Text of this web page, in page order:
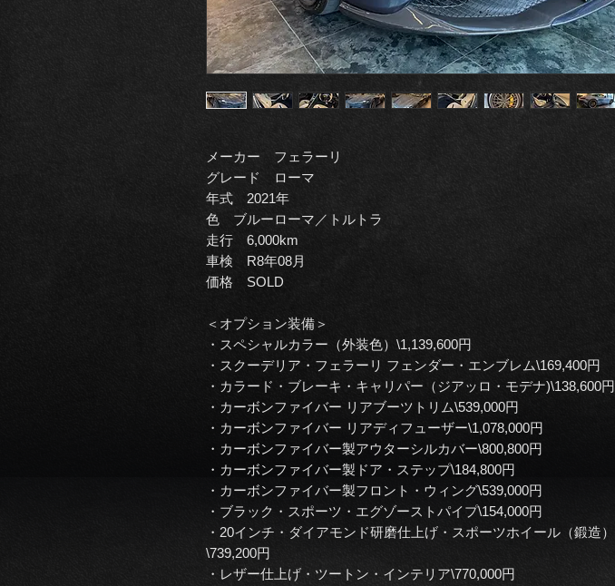
メーカー フェラーリ
グレード ローマ
年式 2021年
色 ブルーローマ／トルトラ
走行 6,000km
車検 R8年08月
価格 SOLD
＜オプション装備＞
・スペシャルカラー（外装色）\1,139,600円
・スクーデリア・フェラーリ フェンダー・エンブレム\169,400円
・カラード・ブレーキ・キャリパー（ジアッロ・モデナ)\138,600円
・カーボンファイバー リアブーツトリム\539,000円
・カーボンファイバー リアディフューザー\1,078,000円
・カーボンファイバー製アウターシルカバー\800,800円
・カーボンファイバー製ドア・ステップ\184,800円
・カーボンファイバー製フロント・ウィング\539,000円
・ブラック・スポーツ・エグゾーストパイプ\154,000円
・20インチ・ダイアモンド研磨仕上げ・スポーツホイール（鍛造）
\739,200円
・レザー仕上げ・ツートン・インテリア\770,000円